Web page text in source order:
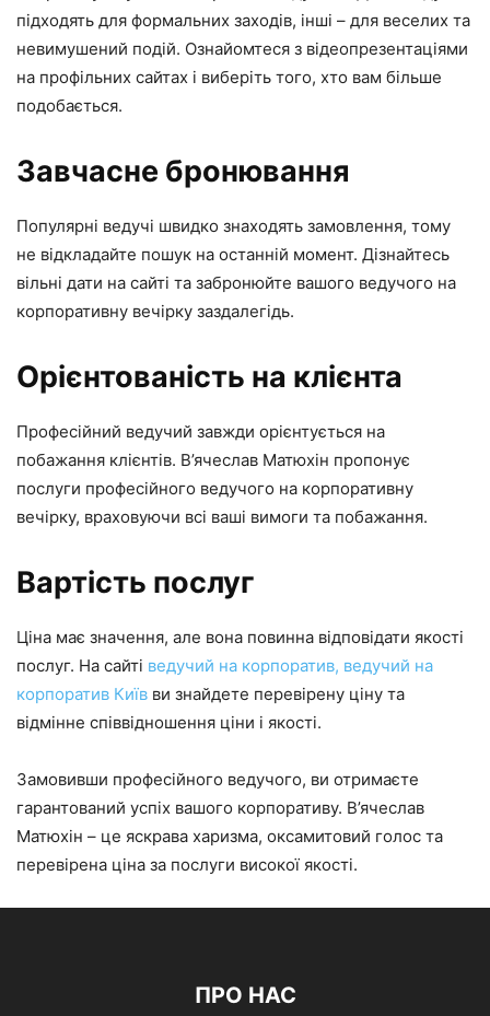
підходять для формальних заходів, інші – для веселих та
невимушений подій. Ознайомтеся з відеопрезентаціями
на профільних сайтах і виберіть того, хто вам більше
подобається.
Завчасне бронювання
Популярні ведучі швидко знаходять замовлення, тому
не відкладайте пошук на останній момент. Дізнайтесь
вільні дати на сайті та забронюйте вашого ведучого на
корпоративну вечірку заздалегідь.
Орієнтованість на клієнта
Професійний ведучий завжди орієнтується на
побажання клієнтів. В’ячеслав Матюхін пропонує
послуги професійного ведучого на корпоративну
вечірку, враховуючи всі ваші вимоги та побажання.
Вартість послуг
Ціна має значення, але вона повинна відповідати якості
послуг. На сайті ведучий на корпоратив, ведучий на
корпоратив Київ ви знайдете перевірену ціну та
відмінне співвідношення ціни і якості.
Замовивши професійного ведучого, ви отримаєте
гарантований успіх вашого корпоративу. В’ячеслав
Матюхін – це яскрава харизма, оксамитовий голос та
перевірена ціна за послуги високої якості.
ПРО НАС